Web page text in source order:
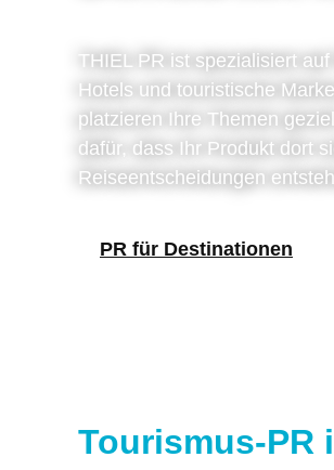
THIEL PR ist spezialisiert
Hotels und touristische
platzieren Ihre Themen
dafür, dass Ihr Produkt dort
Reiseentscheidungen
PR für Destinationen
Tourismus-PR